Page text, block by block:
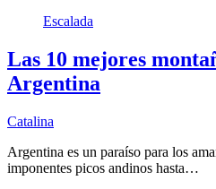
Escalada
Las 10 mejores
Argentina
Catalina
Argentina es un paraíso para los
imponentes picos andinos hasta…